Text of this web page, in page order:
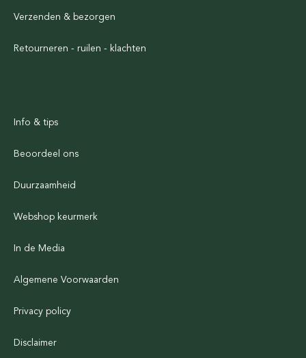
Verzenden & bezorgen
Retourneren - ruilen - klachten
Info & tips
Beoordeel ons
Duurzaamheid
Webshop keurmerk
In de Media
Algemene Voorwaarden
Privacy policy
Disclaimer